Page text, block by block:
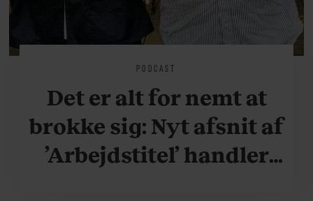
PODCAST
Det er alt for nemt at
brokke sig: Nyt afsnit af
’Arbejdstitel’ handler